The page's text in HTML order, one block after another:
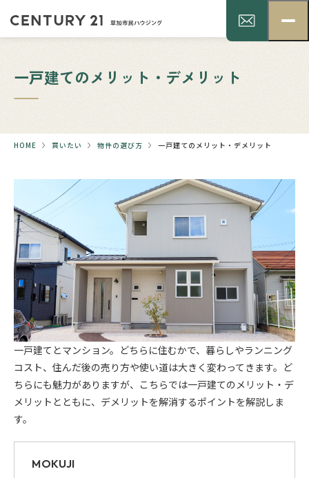
一戸建てのメリット・デメリット
HOME 買いたい 物件の選び方 一戸建てのメリット・デメリット
一戸建てとマンション。どちらに住むかで、暮らしやランニング
コスト、住んだ後の売り方や使い道は大きく変わってきます。ど
ちらにも魅力がありますが、こちらでは一戸建てのメリット・デ
メリットとともに、デメリットを解消するポイントを解説しま
す。
MOKUJI